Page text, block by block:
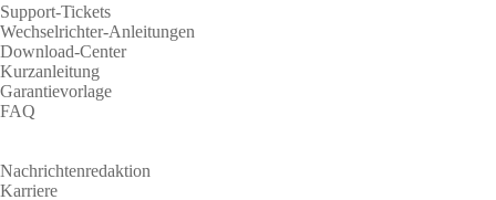
Support-Tickets
Wechselrichter-Anleitungen
Download-Center
Kurzanleitung
Garantievorlage
FAQ
Nachrichtenredaktion
Karriere